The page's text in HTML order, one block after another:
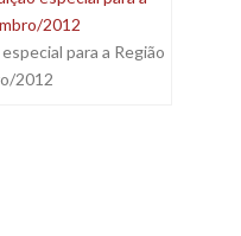
para a Região
2012